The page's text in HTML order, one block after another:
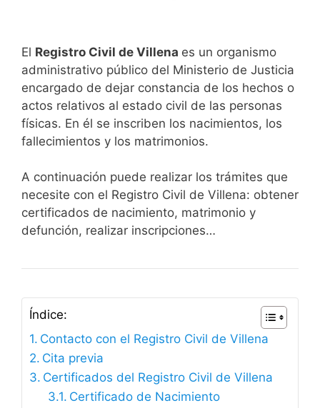
El Registro Civil de Villena es un organismo
administrativo público del Ministerio de Justicia
encargado de dejar constancia de los hechos o
actos relativos al estado civil de las personas
físicas. En él se inscriben los nacimientos, los
fallecimientos y los matrimonios.
A continuación puede realizar los trámites que
necesite con el Registro Civil de Villena: obtener
certificados de nacimiento, matrimonio y
defunción, realizar inscripciones…
Índice:
Contacto con el Registro Civil de Villena
Cita previa
Certificados del Registro Civil de Villena
Certificado de Nacimiento